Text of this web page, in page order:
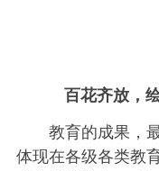
百花齐放，
教育的成果，
体现在各级各类教